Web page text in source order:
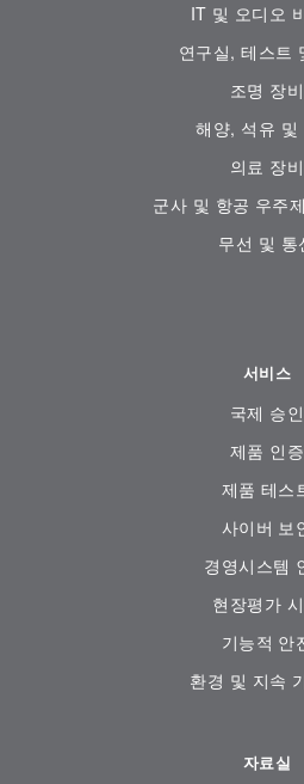
IT 및 오디오
연구실, 테스트
조명 장비
해양, 석유 및
의료 장비
군사 및 항공 우주
무선 및 통
서비스
국제 승인
제품 인증
제품 테스
사이버 보
경영시스템
현장평가
기능적 안
환경 및 지속
자료실